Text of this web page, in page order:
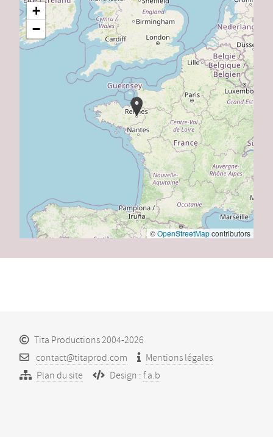
+
−
©OpenStreetMapcontributors
Tita Productions 2004-2026
contact@titaprod.com
Mentions légales
Plan du site
Design : f.a.b